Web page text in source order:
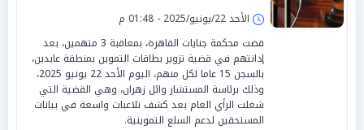
الأحد 22/يونيو/2025 - 01:48 م
قضت محكمة جنايات القاهرة، بمعاقبة 3 متهمين، بعد
إدانتهم في قضية تزوير بطاقات التموين بمنطقة عابدين،
بالسجن 15 عاما لكل منهم، اليوم الأحد 22 يونيو 2025،
وذلك برئاسة المستشار وائل زهران، وهي القضية التي
شغلت الرأي العام بعد كشف تلاعبات واسعة في بيانات
المستحقين لدعم السلع التموينية.